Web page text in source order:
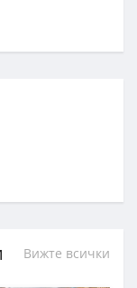
Вижте всички